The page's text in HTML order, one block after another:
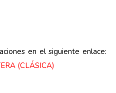
en el siguiente enlace:
(CLÁSICA)